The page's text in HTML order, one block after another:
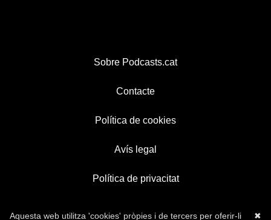
Sobre Podcasts.cat
Contacte
Política de cookies
Avís legal
Política de privacitat
✖
Aquesta web utilitza 'cookies' pròpies i de tercers per oferir-li